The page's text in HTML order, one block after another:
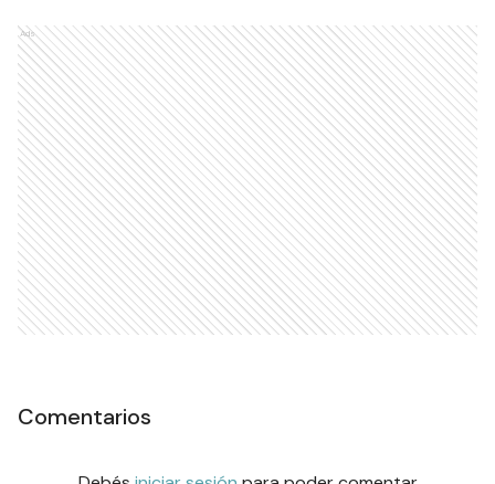
Ads
Comentarios